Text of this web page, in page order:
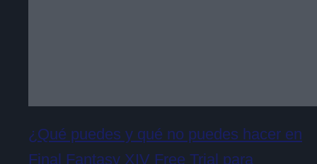
¿Qué puedes y qué no puedes hacer en
Final Fantasy XIV Free Trial para